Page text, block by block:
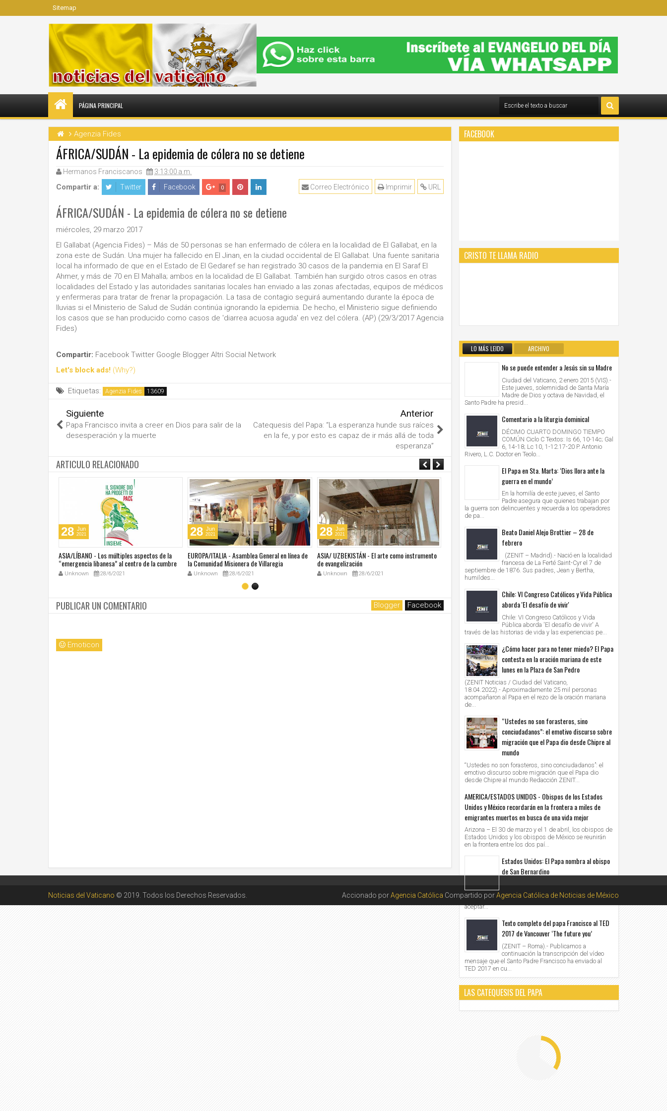
Sitemap
PÁGINA PRINCIPAL
Agenzia Fides
ÁFRICA/SUDÁN - La epidemia de cólera no se detiene
Hermanos Franciscanos 3:13:00 a.m.
Compartir a: Twitter Facebook 0 URL
Imprimir
Correo Electrónico
ÁFRICA/SUDÁN - La epidemia de cólera no se detiene
miércoles, 29 marzo 2017
El Gallabat (Agencia Fides) – Más de 50 personas se han enfermado de cólera en la localidad de El Gallabat, en la
zona este de Sudán. Una mujer ha fallecido en El Jinan, en la ciudad occidental de El Gallabat. Una fuente sanitaria
local ha informado de que en el Estado de El Gedaref se han registrado 30 casos de la pandemia en El Saraf El
Ahmer, y más de 70 en El Mahalla; ambos en la localidad de El Gallabat. También han surgido otros casos en otras
localidades del Estado y las autoridades sanitarias locales han enviado a las zonas afectadas, equipos de médicos
y enfermeras para tratar de frenar la propagación. La tasa de contagio seguirá aumentando durante la época de
lluvias si el Ministerio de Salud de Sudán continúa ignorando la epidemia. De hecho, el Ministerio sigue definiendo
los casos que se han producido como casos de 'diarrea acuosa aguda' en vez del cólera. (AP) (29/3/2017 Agencia
Fides)
Compartir: Facebook Twitter Google Blogger Altri Social Network
Let's block ads! (Why?)
Etiquetas: Agenzia Fides
Siguiente
Papa Francisco invita a creer en Dios para salir de la
desesperación y la muerte
Anterior
Catequesis del Papa: “La esperanza hunde sus raíces
en la fe, y por esto es capaz de ir más allá de toda
esperanza”
ARTICULO RELACIONADO
28 Jun
2021
ASIA/LÍBANO - Los múltiples aspectos de la
“emergencia libanesa” al centro de la cumbre
eclesial convocada por el Papa Francisco
Unknown 28/6/2021
28 Jun
2021
EUROPA/ITALIA - Asamblea General en línea de
la Comunidad Misionera de Villaregia
Unknown 28/6/2021
28 Jun
2021
ASIA/ UZBEKISTÁN - El arte como instrumento
de evangelización
Unknown 28/6/2021
Jun
AMERICA/PERU' - Los obispos: "la Iglesia cree
en la democracia, defiende el sistema
democrático, apoya los resultados electorales"
Unknown 28/6/2021
28 2021
VATICANO - Oración mariana por
organizada por las Obras
Unknown
PUBLICAR UN COMENTARIO Blogger Facebook
Emoticon
FACEBOOK
CRISTO TE LLAMA RADIO
LO MÁS LEIDO ARCHIVO
No se puede entender a Jesús sin su Madre
Ciudad del Vaticano, 2 enero 2015 (VIS).-
Este jueves, solemnidad de Santa María
Madre de Dios y octava de Navidad, el
Santo Padre ha presid...
Comentario a la liturgia dominical
DÉCIMO CUARTO DOMINGO TIEMPO
COMÚN Ciclo C Textos: Is 66, 10-14c; Gal
6, 14-18; Lc 10, 1-12.17-20 P. Antonio
Rivero, L.C. Doctor en Teolo...
El Papa en Sta. Marta: ‘Dios llora ante la
guerra en el mundo’
En la homilía de este jueves, el Santo
Padre asegura que quienes trabajan por
la guerra son delincuentes y recuerda a los operadores
de pa...
Beato Daniel Alejo Brottier – 28 de
febrero
(ZENIT – Madrid).- Nació en la localidad
francesa de La Ferté Saint-Cyr el 7 de
septiembre de 1876. Sus padres, Jean y Bertha,
humildes...
Chile: VI Congreso Católicos y Vida Pública
aborda 'El desafío de vivir'
Chile: VI Congreso Católicos y Vida
Pública aborda 'El desafío de vivir' A
través de las historias de vida y las experiencias pe...
¿Cómo hacer para no tener miedo? El Papa
contesta en la oración mariana de este
lunes en la Plaza de San Pedro
(ZENIT Noticias / Ciudad del Vaticano,
18.04.2022).- Aproximadamente 25 mil personas
acompañaron al Papa en el rezo de la oración mariana
de...
“Ustedes no son forasteros, sino
conciudadanos”: el emotivo discurso sobre
migración que el Papa dio desde Chipre al
mundo
“Ustedes no son forasteros, sino conciudadanos”: el
emotivo discurso sobre migración que el Papa dio
desde Chipre al mundo Redacción ZENIT...
AMERICA/ESTADOS UNIDOS - Obispos de los Estados
Unidos y México recordarán en la frontera a miles de
emigrantes muertos en busca de una vida mejor
Arizona – El 30 de marzo y el 1 de abril, los obispos de
Estados Unidos y los obispos de México se reunirán
en la frontera entre los dos paí...
Estados Unidos: El Papa nombra al obispo
de San Bernardino
nombra a monseñor Alberto Rojas como
obispo de S an Bernardino , Estados Unidos, tras
aceptar...
Texto completo del papa Francisco al TED
2017 de Vancouver ‘The future you’
(ZENIT – Roma).- Publicamos a
continuación la transcripción del vídeo
mensaje que el Santo Padre Francisco ha enviado al
TED 2017 en cu...
LAS CATEQUESIS DEL PAPA
Noticias del Vaticano © 2019. Todos los Derechos Reservados. Accionado porAgencia Católica Compartido porAgencia Católica de Noticias de México